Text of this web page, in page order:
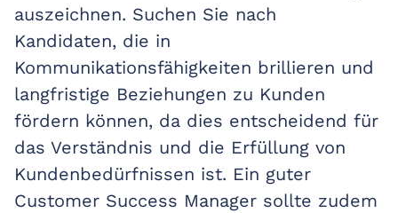
auszeichnen. Suchen Sie nach
Kandidaten, die in
Kommunikationsfähigkeiten brillieren und
langfristige Beziehungen zu Kunden
fördern können, da dies entscheidend für
das Verständnis und die Erfüllung von
Kundenbedürfnissen ist. Ein guter
Customer Success Manager sollte zudem